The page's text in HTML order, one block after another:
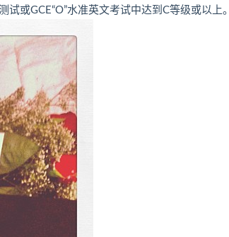
或GCE“O”水准英文考试中达到C等级或以上。